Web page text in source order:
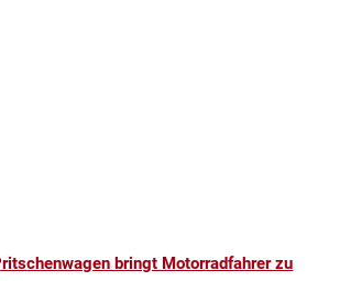
bringt Motorradfahrer zu